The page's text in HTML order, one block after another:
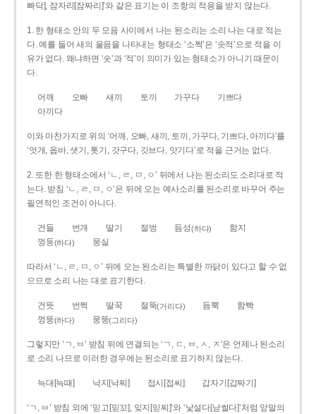
빠닥], 잠자리[잠짜리]’와 같은 표기는 이 조항의 적용을 받지 않는다.
1. 한 형태소 안의 두 모음 사이에서 나는 된소리는 소리 나는 대로 적는
다. 예를 들어 새의 울음을 나타내는 형태소 ‘소쩍’은 ‘솟적’으로 적을 이
유가 없다. 왜냐하면 ‘솟’과 ‘적’이 의미가 있는 형태소가 아니기 때문이
다.
어깨 오빠 새끼 토끼 가꾸다
기쁘다
아끼다
이와 마찬가지로 위의 ‘어깨, 오빠, 새끼, 토끼, 가꾸다, 기쁘다, 아끼다’를
‘엇개, 옵바, 샛기, 톳기, 갓구다, 깃브다, 앗기다’로 적을 근거는 없다.
2. 또한 한 형태소에서 ‘ㄴ, ㄹ, ㅁ, ㅇ’ 뒤에서 나는 된소리도 소리대로 적
는다. 받침 ‘ㄴ, ㄹ, ㅁ, ㅇ’은 뒤에 오는 예사소리를 된소리로 바꾸어 주는
필연적인 조건이 아니다.
건들 번개 딸기 절벙 듬성(하다)
함지
껑둥(하다) 뭉실
따라서 ‘ㄴ, ㄹ, ㅁ, ㅇ’ 뒤에 오는 된소리는 특별한 까닭이 있다고 할 수 없
으므로 소리 나는 대로 표기한다.
건뜻 번쩍 딸꾹 절뚝(거리다) 듬뿍
함빡
껑뚱(하다) 뭉뚱(그리다)
그렇지만 ‘ㄱ, ㅂ’ 받침 뒤에 연결되는 ‘ㄱ, ㄷ, ㅂ, ㅅ, ㅈ’은 언제나 된소리
로 소리 나므로 이러한 경우에는 된소리로 표기하지 않는다.
늑대[늑때] 낙지[낙찌] 접시[접씨] 갑자기[갑짜기]
‘ㄱ, ㅂ’ 받침 외에 ‘믿고[믿꼬], 잊지[읻찌]’와 ‘낯설다[낟썰다]’처럼 앞말의